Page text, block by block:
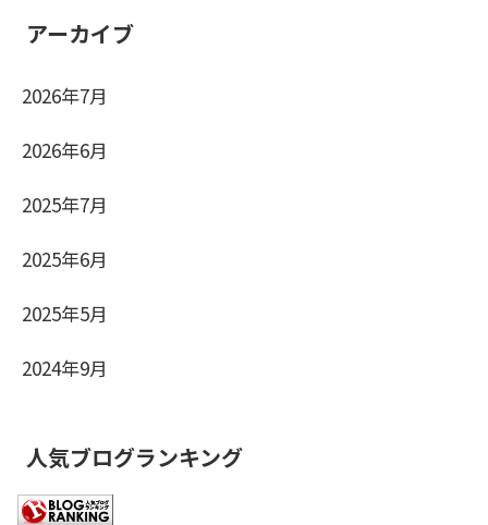
アーカイブ
2026年7月
2026年6月
2025年7月
2025年6月
2025年5月
2024年9月
人気ブログランキング